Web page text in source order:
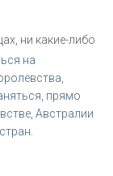
ни какие-либо
на
прямо
Австралии